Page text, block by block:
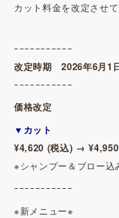
カット料金を改定させて
ｰｰｰｰｰｰｰｰｰｰｰ
改定時期 2026年6月1
ｰｰｰｰｰｰｰｰｰｰｰ
価格改定
▼カット
¥4,620 (税込) →
※シャンプー＆ブロー込
ｰｰｰｰｰｰｰｰｰｰｰ
※新メニュー※